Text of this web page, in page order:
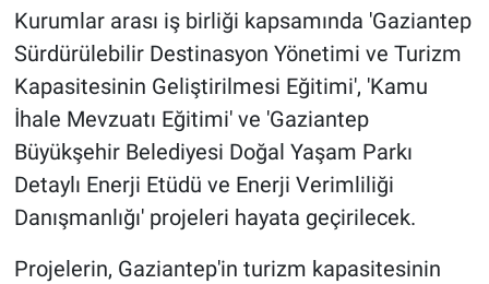
Kurumlar arası iş birliği kapsamında 'Gaziantep
Sürdürülebilir Destinasyon Yönetimi ve Turizm
Kapasitesinin Geliştirilmesi Eğitimi', 'Kamu
İhale Mevzuatı Eğitimi' ve 'Gaziantep
Büyükşehir Belediyesi Doğal Yaşam Parkı
Detaylı Enerji Etüdü ve Enerji Verimliliği
Danışmanlığı' projeleri hayata geçirilecek.
Projelerin, Gaziantep'in turizm kapasitesinin